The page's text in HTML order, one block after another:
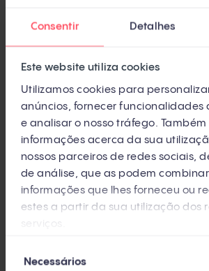
Consentir Detalhes
Este website utiliza cookies
Utilizamos cookies para
anúncios, fornecer funcionalidades
e analisar o nosso tráfego.
informações acerca da sua
nossos parceiros de redes sociais,
de análise, que as podem
informações que lhes forneceu ou
estes a partir da sua utilização dos
deNecessários
Por enquanto, isso é o que
Google Bard até agora. No
empresa que sempre pensa nos
então é de se esperar novos
usos.
Recursos do Bard IA
desenvolvimento, a empresa já